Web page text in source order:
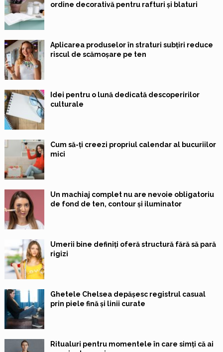
ordine decorativă pentru rafturi și blaturi
Aplicarea produselor în straturi subțiri reduce
riscul de scămoșare pe ten
Idei pentru o lună dedicată descoperirilor
culturale
Cum să-ți creezi propriul calendar al bucuriilor
mici
Un machiaj complet nu are nevoie obligatoriu
de fond de ten, contour și iluminator
Umerii bine definiți oferă structură fără să pară
rigizi
Ghetele Chelsea depășesc registrul casual
prin piele fină și linii curate
Ritualuri pentru momentele în care simți că ai